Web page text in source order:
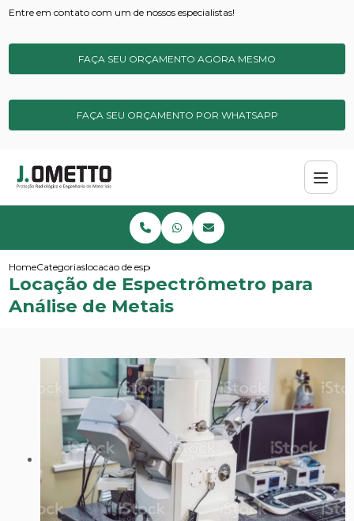
Entre em contato com um de nossos especialistas!
FAÇA SEU ORÇAMENTO AGORA MESMO
FAÇA SEU ORÇAMENTO POR WHATSAPP
HomeCategoriaslocacao de espectrometro para analise de metais
Locação de Espectrômetro para
Análise de Metais